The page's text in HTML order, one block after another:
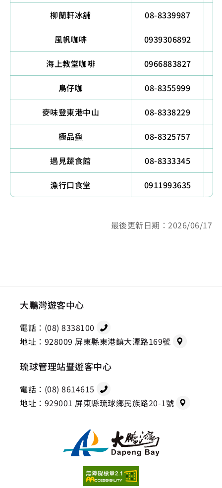
柳蘭軒冰舖 08-8339987
風帆咖啡 0939306892
海上教堂咖啡 0966883827
鳥仔咖 08-8355999
麥味登東港中山 08-8338229
極品鱻 08-8325757
遇見蔬食館 08-8333345
漁行口食堂 0911993635
最後更新日期：2026/06/17
大鵬灣遊客中心
電話： (08) 8338100
地址： 928009 屏東縣東港鎮大潭路169號
琉球管理站暨遊客中心
電話： (08) 8614615
地址： 929001 屏東縣琉球鄉民族路20-1號